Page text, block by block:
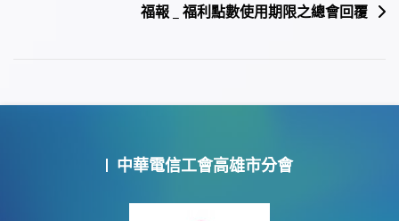
福報 _ 福利點數使用期限之總會回覆
中華電信工會高雄市分會